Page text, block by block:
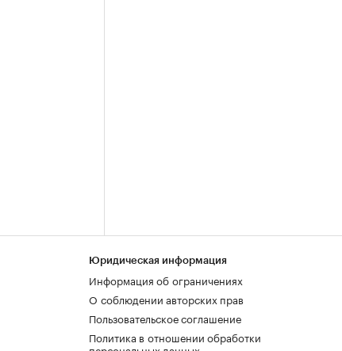
Юридическая информация
Информация об ограничениях
О соблюдении авторских прав
Пользовательское соглашение
Политика в отношении обработки